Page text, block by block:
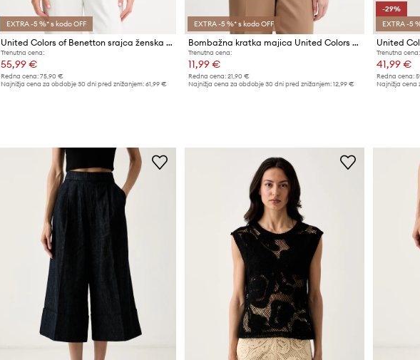
EXTRA -5 %* s kodo OFF
United Colors of Benetton srajca ženska z lyocellom
Trenutna cena:
55,99 €
Redna cena: 75,90 €
Najnižja cena za obdobje 30 dni pred znižanjem: 61,99 €
EXTRA -5 %* s kodo OFF
Bombažna kratka majica United Colors of Benetton
Trenutna cena:
11,99 €
Redna cena: 21,90 €
Najnižja cena za obdobje 30 dni pred znižanjem: 12,99 €
-29%
EXTRA -5
Trenutna cena:
41,99 €
Redna cena:
Najnižja cena